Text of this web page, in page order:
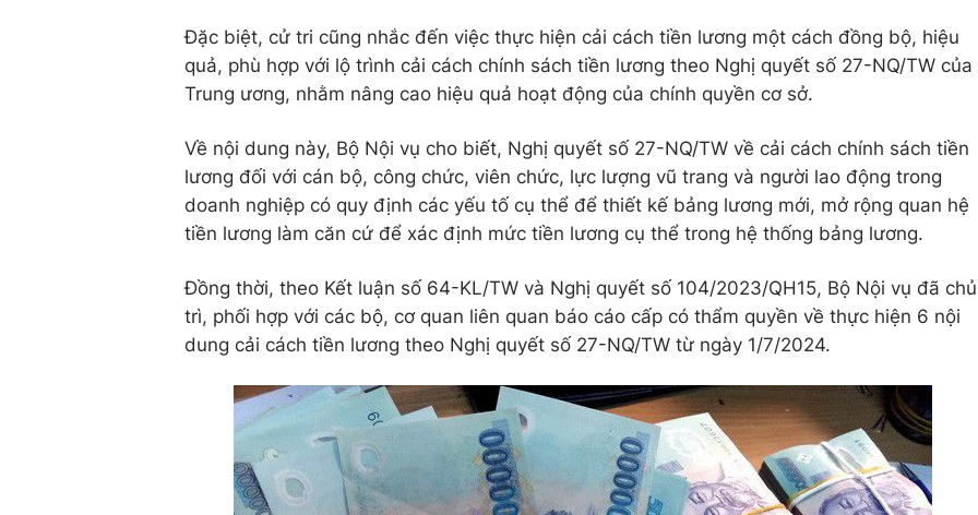
Đặc biệt, cử tri cũng nhắc đến việc thực hiện cải cách tiền lương một cách đồng bộ, hiệu
quả, phù hợp với lộ trình cải cách chính sách tiền lương theo Nghị quyết số 27-NQ/TW của
Trung ương, nhằm nâng cao hiệu quả hoạt động của chính quyền cơ sở.
Về nội dung này, Bộ Nội vụ cho biết, Nghị quyết số 27-NQ/TW về cải cách chính sách tiền
lương đối với cán bộ, công chức, viên chức, lực lượng vũ trang và người lao động trong
doanh nghiệp có quy định các yếu tố cụ thể để thiết kế bảng lương mới, mở rộng quan hệ
tiền lương làm căn cứ để xác định mức tiền lương cụ thể trong hệ thống bảng lương.
Đồng thời, theo Kết luận số 64-KL/TW và Nghị quyết số 104/2023/QH15, Bộ Nội vụ đã chủ
trì, phối hợp với các bộ, cơ quan liên quan báo cáo cấp có thẩm quyền về thực hiện 6 nội
dung cải cách tiền lương theo Nghị quyết số 27-NQ/TW từ ngày 1/7/2024.